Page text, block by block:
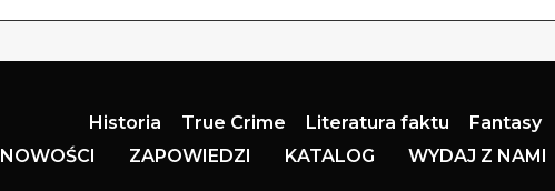
Historia True Crime Literatura faktu Fantasy
NOWOŚCI
ZAPOWIEDZI KATALOG WYDAJ Z NAMI